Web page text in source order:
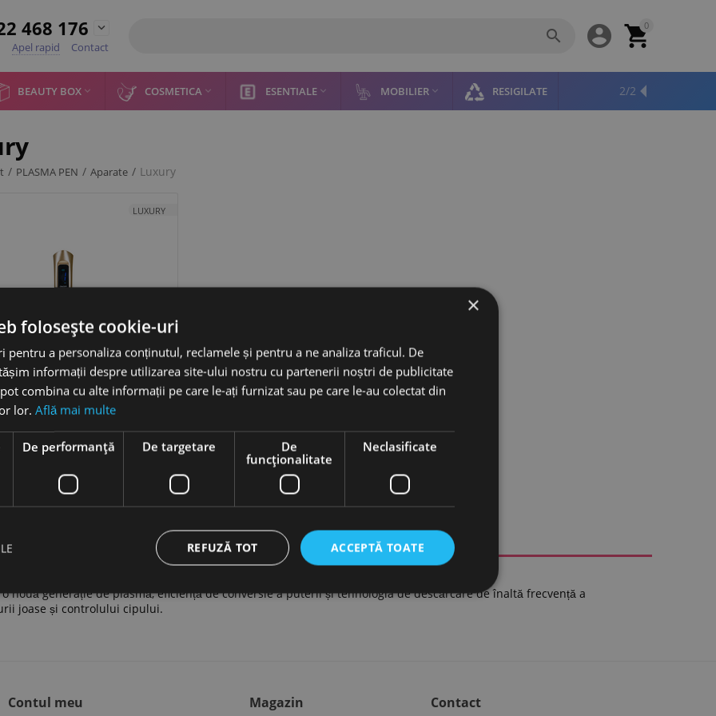
468 176

Apel rapid
Contact
0



BEAUTY BOX  COSMETICA  ESENTIALE  MOBILIER  RESIGILATE 2/2
/ PLASMA PEN / Aparate / Luxury
LUXURY
Plasma Pen
ADAUGĂ ÎN COȘ 
nouă generație de plasmă, eficiență de conversie a puterii și tehnologia de descărcare de înaltă frecvență a
joase și controlului cipului.
Contul meu Magazin Contact
×
folosește cookie-uri
pentru a personaliza conținutul, reclamele și pentru a ne analiza traficul. De
informații despre utilizarea site-ului nostru cu partenerii noștri de publicitate
combina cu alte informații pe care le-ați furnizat sau pe care le-au colectat din
lor. Află mai multe
De performanță De targetare
De
funcţionalitate
Neclasificate
ACCEPTĂ TOATE
REFUZĂ TOT